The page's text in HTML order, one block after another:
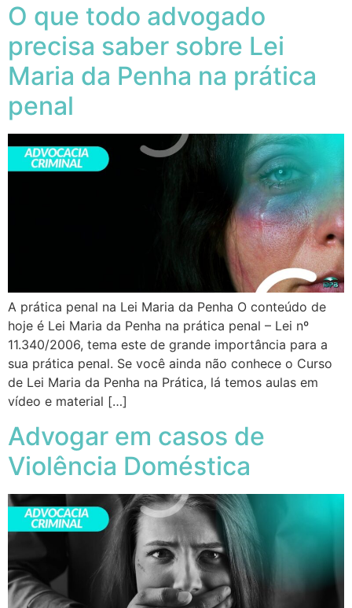
O que todo advogado
precisa saber sobre Lei
Maria da Penha na prática
penal
A prática penal na Lei Maria da Penha O conteúdo de
hoje é Lei Maria da Penha na prática penal – Lei nº
11.340/2006, tema este de grande importância para a
sua prática penal. Se você ainda não conhece o Curso
de Lei Maria da Penha na Prática, lá temos aulas em
vídeo e material […]
Advogar em casos de
Violência Doméstica